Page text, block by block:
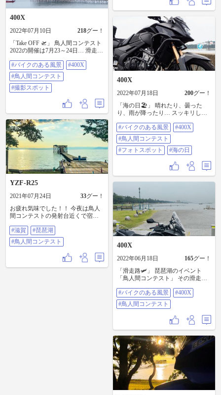
400X
2022年07月18日 200グー！
「海の日🏖️」 晴れたり、曇った
り、雨が降ったり… スッキリしな
終日。 今週末に控えた🛩️イベント
の準備が気になり、 会場の設営を
見学ツー🏍️ 観客席などの設営もほ
ぼ完成しています✨ 職人さん、暑
#フォトスポット #海の日
#バイクのある風景
#400X
#鳥人間コンテスト
#フォトスポット
#海の日
400X
2022年07月10日 218グー！
「Take OFF 🛫」 鳥人間コンテスト
2022の開催は7月23～24日… 滑走路
ら自分達の可能性を信じ、飛び立
つ若者達✨ 調整出来る残り時間も
あとわずか。頑張れ若者❗️ 私達40～
60代おじおばちゃんもまだまだこ
ける場所を求めている。 時間は限
られているかもしれないけど… 頑
Take off～‼️😉 #バイクのある風景
#400X #鳥人間コンテスト #撮影ス
ポット
#バイクのある風景
#400X
#鳥人間コンテスト
#撮影スポット
400X
2022年06月18日 165グー！
「滑走路🛩️」 琵琶湖のイベント
「鳥人間コンテスト」 その滑走路
ンになったのか… 昔は面白い目立
ちたがりのエントリーもあったけ
ど 今では鳥人間への情熱を持った
本格派ばかり。 彼らの思い、無事
開催出来ることを祈念致します🙏 #
バイクのある風景 #400X #鳥人間コ
ンテスト
#バイクのある風景
#400X
#鳥人間コンテスト
YZF-R25
2021年07月24日 33グー！
お疲れ気味でした！！ 今夜は鳥人
間コンテストの発射台近くで宿を
のつまみでひとり晩餐会です😆 今
日はビワヨンブンノイチぐらいし
たので残りは明日周ってきます😆 #
滋賀 #琵琶湖 #鳥人間コンテスト
#滋賀
#琵琶湖
#鳥人間コンテスト